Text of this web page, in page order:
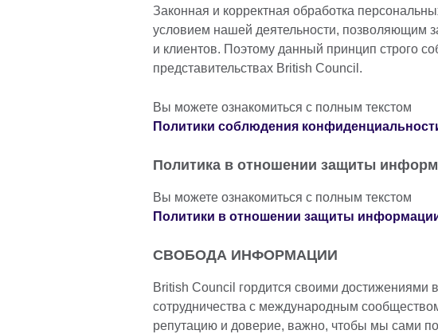
Законная и корректная обработка
условием нашей деятельности, позволяющим
и клиентов. Поэтому данный принцип строго
представительствах British Council.
Вы можете ознакомиться с полным текстом
Политики соблюдения
Политика в отношении защиты
Вы можете ознакомиться с полным текстом
Политики в отношении защиты
СВОБОДА ИНФОРМАЦИИ
British Council гордится своими достижениями
сотрудничества с международным
репутацию и доверие, важно, чтобы мы сами